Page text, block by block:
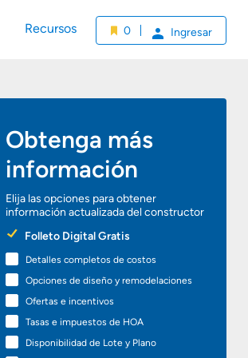
Recursos 0 Ingresar
Obtenga más
información
Elija las opciones para obtener
información actualizada del constructor
Preferred
Options
Folleto Digital Gratis
Detalles completos de costos
Opciones de diseño y remodelaciones
Ofertas e incentivos
Tasas e impuestos de HOA
Disponibilidad de Lote y Plano